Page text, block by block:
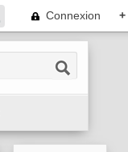
Connexion +